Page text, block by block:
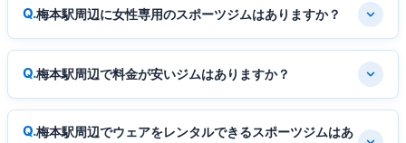
梅本駅周辺に女性専用のスポーツジムはありますか？
梅本駅周辺で料金が安いジムはありますか？
梅本駅周辺でウェアをレンタルできるスポーツジムはあ